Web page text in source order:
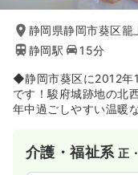
静岡県静岡市葵区
静岡駅
15分
◆静岡市葵区に2012年
です！駿府城跡地の北
年中過ごしやすい温暖
介護・福祉系正